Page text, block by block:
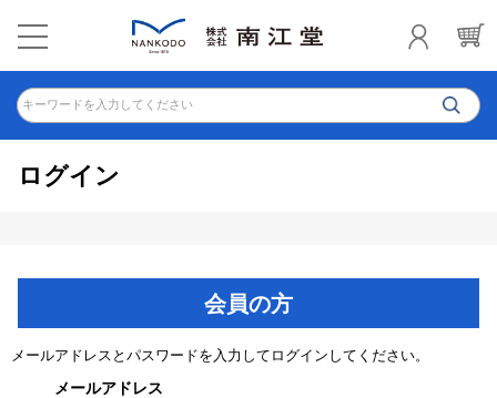
キーワードを入力してください
ログイン
会員の方
メールアドレスとパスワードを入力してログインしてください。
メールアドレス